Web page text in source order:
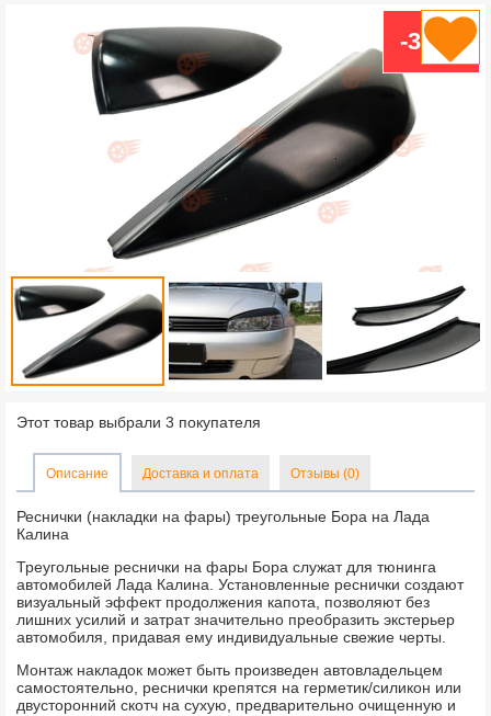
-32 %
Этот товар выбрали 3 покупателя
Описание Доставка и оплата Отзывы (0)
Реснички (накладки на фары) треугольные Бора на Лада
Калина
Треугольные реснички на фары Бора служат для тюнинга
автомобилей Лада Калина. Установленные реснички создают
визуальный эффект продолжения капота, позволяют без
лишних усилий и затрат значительно преобразить экстерьер
автомобиля, придавая ему индивидуальные свежие черты.
Монтаж накладок может быть произведен автовладельцем
самостоятельно, реснички крепятся на герметик/силикон или
двусторонний скотч на сухую, предварительно очищенную и